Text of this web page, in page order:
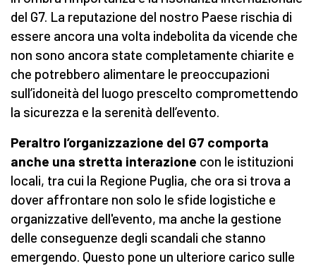
del G7. La reputazione del nostro Paese rischia di
essere ancora una volta indebolita da vicende che
non sono ancora state completamente chiarite e
che potrebbero alimentare le preoccupazioni
sull’idoneità del luogo prescelto compromettendo
la sicurezza e la serenità dell’evento.
Peraltro l’organizzazione del G7 comporta
anche una stretta interazione con le istituzioni
locali, tra cui la Regione Puglia, che ora si trova a
dover affrontare non solo le sfide logistiche e
organizzative dell'evento, ma anche la gestione
delle conseguenze degli scandali che stanno
emergendo. Questo pone un ulteriore carico sulle